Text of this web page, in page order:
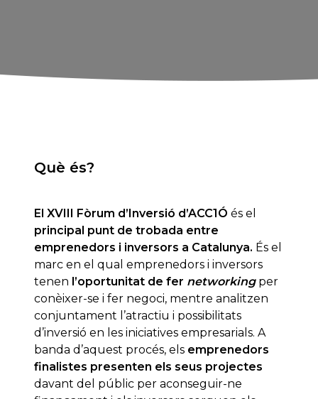
Què és?
El XVIII Fòrum d’Inversió d’ACC1Ó és el
principal punt de trobada entre
emprenedors i inversors a Catalunya. És el
marc en el qual emprenedors i inversors
tenen l’oportunitat de fer networkingper
conèixer-se i fer negoci, mentre analitzen
conjuntament l’atractiu i possibilitats
d’inversió en les iniciatives empresarials. A
banda d’aquest procés, els emprenedors
finalistes presenten els seus projectes
davant del públic per aconseguir-ne